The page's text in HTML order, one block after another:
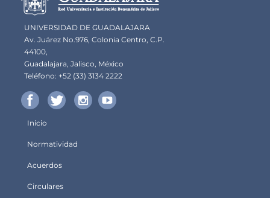
UNIVERSIDAD DE GUADALAJARA
Av. Juárez No.976, Colonia Centro, C.P.
44100,
Guadalajara, Jalisco, México
Teléfono: +52 (33) 3134 2222
principal
Inicio
Normatividad
Acuerdos
Circulares